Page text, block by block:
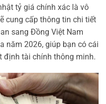
tỷ giá chính xác là vô
cung cấp thông tin chi tiết
sang Đồng Việt Nam
năm 2026, giúp bạn có cái
định tài chính thông minh.